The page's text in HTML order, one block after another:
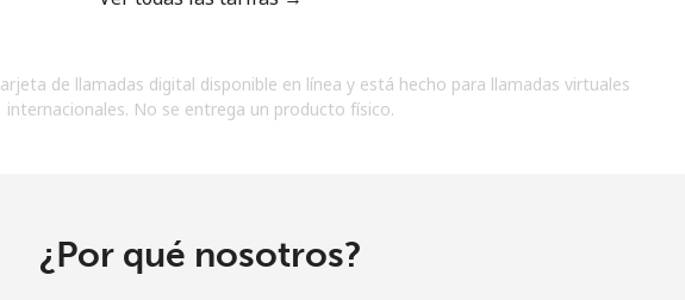
Únete
de llamadas digital disponible en línea y está hecho para llamadas virtuales
internacionales. No se entrega un producto físico.
¿Por qué nosotros?